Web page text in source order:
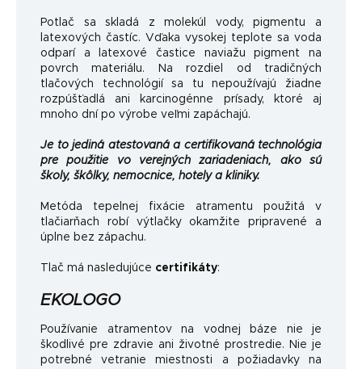
Potlač sa skladá z molekúl vody, pigmentu a
latexových častíc. Vďaka vysokej teplote sa voda
odparí a latexové častice naviažu pigment na
povrch materiálu. Na rozdiel od tradičných
tlačových technológií sa tu nepoužívajú žiadne
rozpúšťadlá ani karcinogénne prísady, ktoré aj
mnoho dní po výrobe veľmi zapáchajú.
Je to jediná atestovaná a certifikovaná technológia
pre použitie vo verejných zariadeniach, ako sú
školy, škôlky, nemocnice, hotely a kliniky.
Metóda tepelnej fixácie atramentu použitá v
tlačiarňach robí výtlačky okamžite pripravené a
úplne bez zápachu.
Tlač má nasledujúce certifikáty:
EKOLOGO
Používanie atramentov na vodnej báze nie je
škodlivé pre zdravie ani životné prostredie. Nie je
potrebné vetranie miestnosti a požiadavky na